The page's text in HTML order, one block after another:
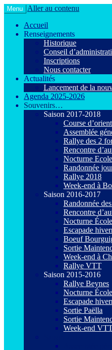
Agiot VTT
Le VTT loisir en
Menu
Aller au contenu
Accueil
Renseignements
Historique
Conseil
Inscriptions
Nous contacter
Actualités
Lancement de la
Agenda 2025-2026
Souvenirs…
Saison 2017-2018
Course
Assemblée
Rallye des 2
Rencontre
Nocturne
Randonnée
Rallye 2018
Week-end à
Saison 2016-2017
Randonnée
Rencontre
Nocturne
Escapade
Boeuf
Sortie
Week-end à
Rallye VTT
Saison 2015-2016
Rallye Beynes
Nocturne
Escapade
Sortie Paëlla
Sortie
Week-end